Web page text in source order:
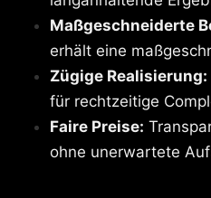
Maßgeschneiderte
erhält eine
Zügige Realisierung:
für rechtzeitige
Faire Preise:
ohne unerwartete